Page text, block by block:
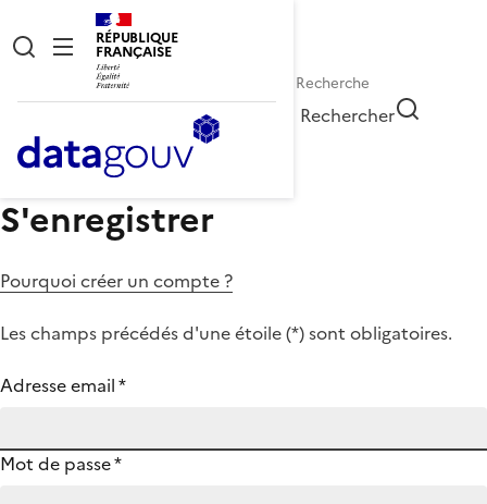
RÉPUBLIQUE
FRANÇAISE
Rechercher
S'enregistrer
Pourquoi créer un compte ?
Les champs précédés d'une étoile (*) sont obligatoires.
Adresse email*
Mot de passe*